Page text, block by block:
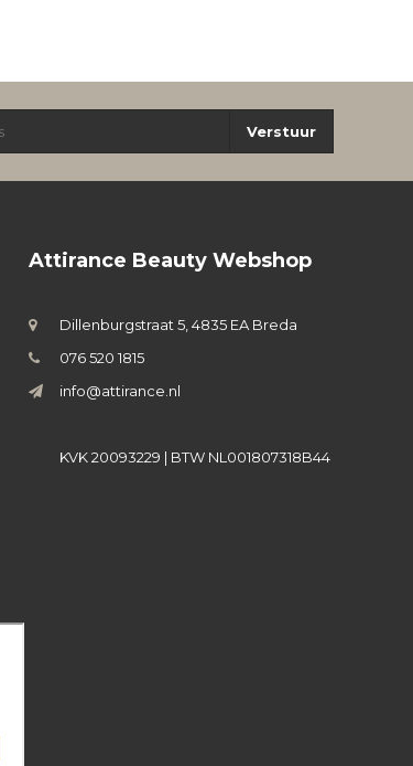
Verstuur
Attirance Beauty Webshop
Dillenburgstraat 5, 4835 EA Breda
076 520 1815
info@attirance.nl
KVK 20093229 | BTW NL001807318B44